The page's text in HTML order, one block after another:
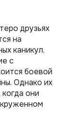
друзьях
на
каникул.
с
боевой
Однако их
они